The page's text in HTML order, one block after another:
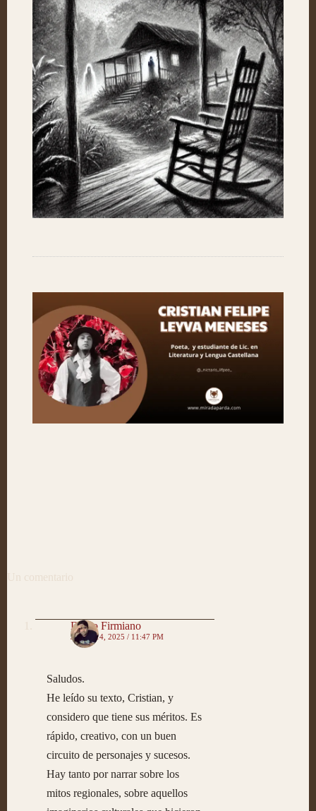
Un comentario
Diego Firmiano
JUNIO 14, 2025 / 11:47 PM
Saludos.
He leído su texto, Cristian, y
considero que tiene sus méritos. Es
rápido, creativo, con un buen
circuito de personajes y sucesos.
Hay tanto por narrar sobre los
mitos regionales, sobre aquellos